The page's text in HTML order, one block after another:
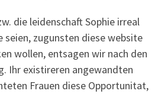
die leidenschaft Sophie irreal
zugunsten diese website
wollen, entsagen wir nach den
Ihr existireren angewandten
Frauen diese Opportunitat,